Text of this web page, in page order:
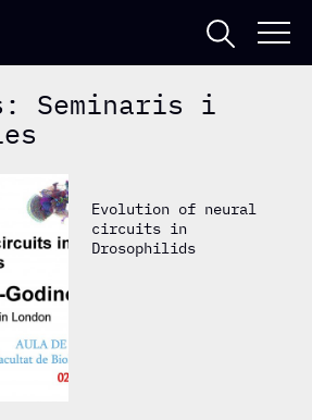
Seminaris i
Evolution of neural
circuits in
Drosophilids